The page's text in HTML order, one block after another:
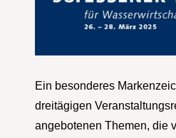
Ein besonderes
dreitägigen
angebotenen Themen, die